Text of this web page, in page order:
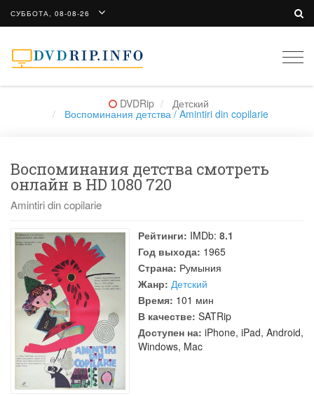
СУББОТА, 08-08-26
DVDRip Детский
Воспоминания детства / Amintiri din copilarie
Воспоминания детства смотреть
онлайн в HD 1080 720
Amintiri din copilarie
Рейтинги: IMDb: 8.1
Год выхода: 1965
Страна: Румыния
Жанр: Детский
Время: 101 мин
В качестве: SATRip
Доступен на: iPhone, iPad, Android,
Windows, Mac